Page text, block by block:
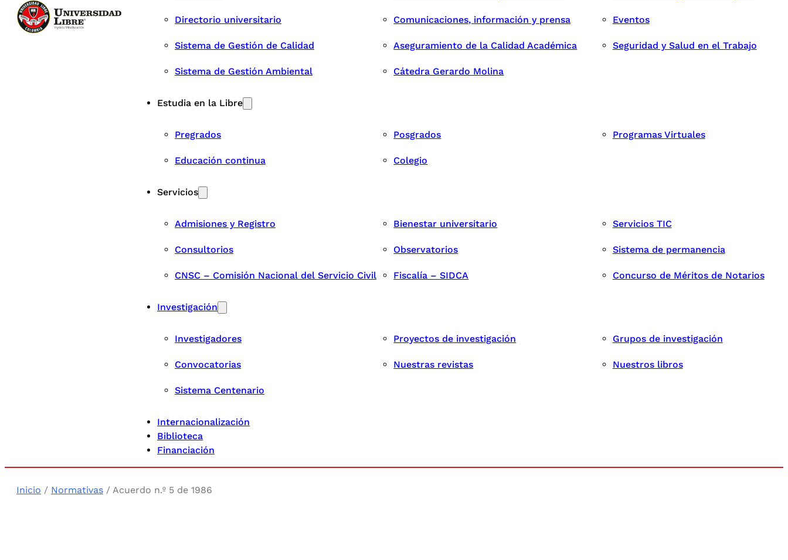
Directorio universitario Comunicaciones, información y prensa Eventos
Sistema de Gestión de Calidad Aseguramiento de la Calidad Académica Seguridad y Salud en el Trabajo
Sistema de Gestión Ambiental Cátedra Gerardo Molina
Estudia en la Libre
Pregrados Posgrados Programas Virtuales
Educación continua Colegio
Servicios
Admisiones y Registro Bienestar universitario Servicios TIC
Consultorios Observatorios Sistema de permanencia
CNSC – Comisión Nacional del Servicio Civil Fiscalía – SIDCA Concurso de Méritos de Notarios
Investigación
Investigadores Proyectos de investigación Grupos de investigación
Convocatorias Nuestras revistas Nuestros libros
Sistema Centenario
Internacionalización
Biblioteca
Financiación
Inicio / Normativas / Acuerdo n.º 5 de 1986